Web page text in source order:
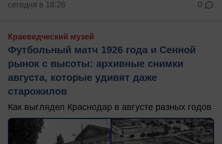
сегодня в 18:26 0
Краеведческий музей
Футбольный матч 1926 года и Сенной
рынок с высоты: архивные снимки
августа, которые удивят даже
старожилов
Как выглядел Краснодар в августе разных годов